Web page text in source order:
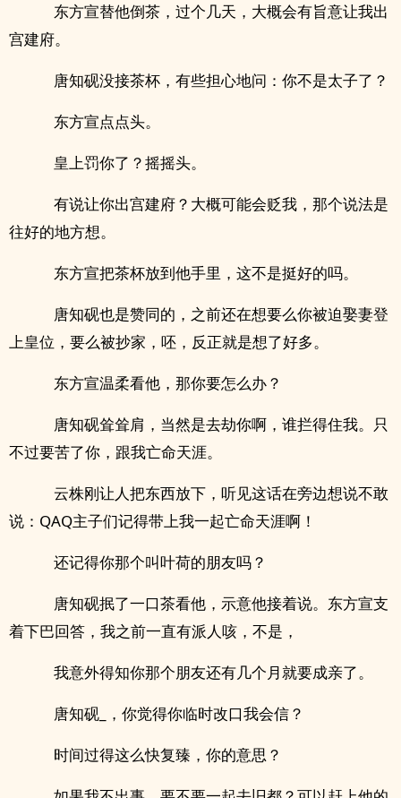
东方宣替他倒茶，过个几天，大概会有旨意让我出
宫建府。
唐知砚没接茶杯，有些担心地问：你不是太子了？
东方宣点点头。
皇上罚你了？摇摇头。
有说让你出宫建府？大概可能会贬我，那个说法是
往好的地方想。
东方宣把茶杯放到他手里，这不是挺好的吗。
唐知砚也是赞同的，之前还在想要么你被迫娶妻登
上皇位，要么被抄家，呸，反正就是想了好多。
东方宣温柔看他，那你要怎么办？
唐知砚耸耸肩，当然是去劫你啊，谁拦得住我。只
不过要苦了你，跟我亡命天涯。
云株刚让人把东西放下，听见这话在旁边想说不敢
说：QAQ主子们记得带上我一起亡命天涯啊！
还记得你那个叫叶荷的朋友吗？
唐知砚抿了一口茶看他，示意他接着说。东方宣支
着下巴回答，我之前一直有派人咳，不是，
我意外得知你那个朋友还有几个月就要成亲了。
唐知砚_，你觉得你临时改口我会信？
时间过得这么快复臻，你的意思？